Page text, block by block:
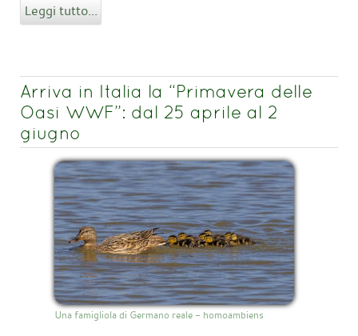
Leggi tutto...
Arriva in Italia la “Primavera delle
Oasi WWF”: dal 25 aprile al 2
giugno
Una famigliola di Germano reale - homoambiens